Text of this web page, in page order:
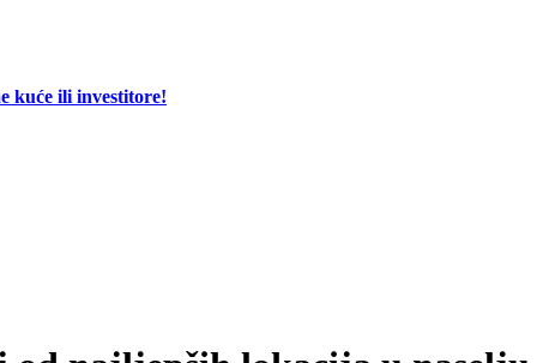
kuće ili investitore!